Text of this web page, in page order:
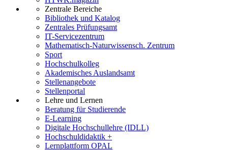
Zentrale Bereiche
Bibliothek und Katalog
Zentrales Prüfungsamt
IT-Servicezentrum
Mathematisch-Naturwissensch. Zentrum
Sport
Hochschulkolleg
Akademisches Auslandsamt
Stellenangebote
Stellenportal
Lehre und Lernen
Beratung für Studierende
E-Learning
Digitale Hochschullehre (IDLL)
Hochschuldidaktik +
Lernplattform OPAL